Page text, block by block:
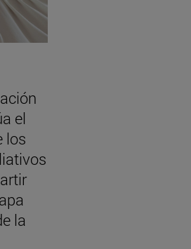
el
los
la